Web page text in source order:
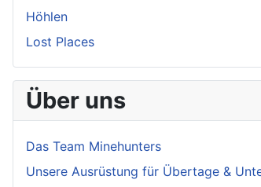
Höhlen
Lost Places
Über uns
Das Team Minehunters
Unsere Ausrüstung für Übertage &